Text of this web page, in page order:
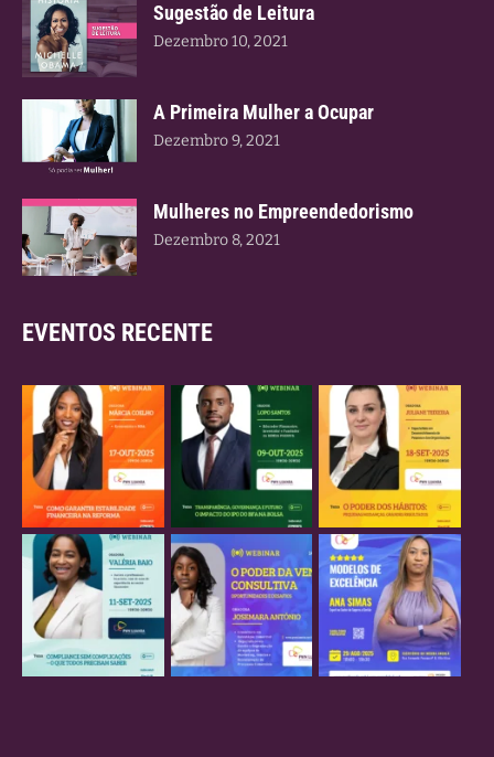
Sugestão de Leitura
Dezembro 10, 2021
A Primeira Mulher a Ocupar
Dezembro 9, 2021
Mulheres no Empreendedorismo
Dezembro 8, 2021
EVENTOS RECENTE